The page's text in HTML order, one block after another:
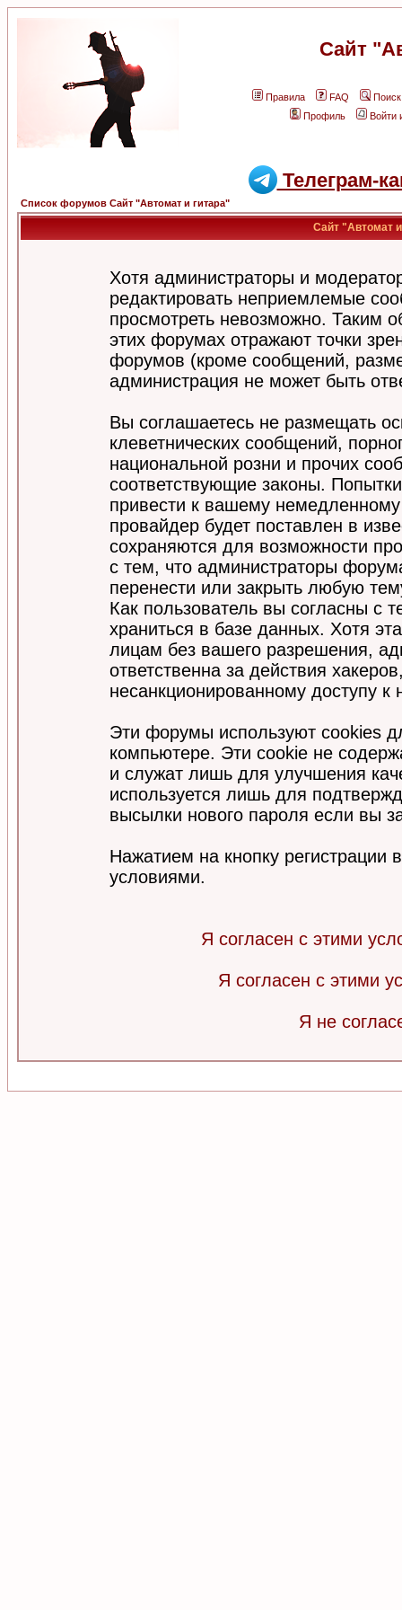
Сайт
Правила FAQ
Поиск
Профиль
Войти
Телеграм-
Список форумов Сайт "Автомат и гитара"
Сайт "Автомат и
Хотя администраторы и
редактировать неприемлемые
просмотреть невозможно. Таким
этих форумах отражают точки
форумов (кроме сообщений,
администрация не может быть
Вы соглашаетесь не размещать
клеветнических сообщений,
национальной розни и прочих
соответствующие законы.
привести к вашему
провайдер будет поставлен в
сохраняются для возможности
с тем, что администраторы
перенести или закрыть любую
Как пользователь вы согласны с
храниться в базе данных. Хотя
лицам без вашего разрешения,
ответственна за действия
несанкционированному доступу к
Эти форумы используют cookies
компьютере. Эти cookie не
и служат лишь для улучшения
используется лишь для
высылки нового пароля если вы
Нажатием на кнопку регистрации
условиями.
Я согласен с этими
Я согласен с этими
Я не